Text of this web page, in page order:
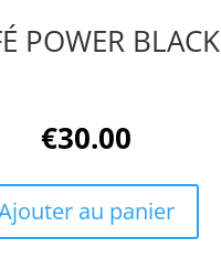
POWER BLACK
€30.00
au panier